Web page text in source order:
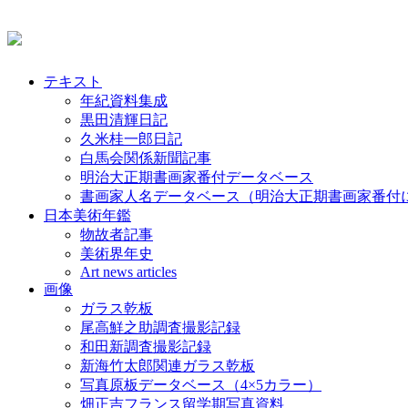
テキスト
年紀資料集成
黒田清輝日記
久米桂一郎日記
白馬会関係新聞記事
明治大正期書画家番付データベース
書画家人名データベース（明治大正期書画家番付
日本美術年鑑
物故者記事
美術界年史
Art news articles
画像
ガラス乾板
尾高鮮之助調査撮影記録
和田新調査撮影記録
新海竹太郎関連ガラス乾板
写真原板データベース（4×5カラー）
畑正吉フランス留学期写真資料